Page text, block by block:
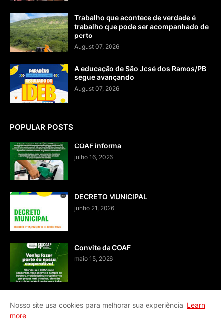
Trabalho que acontece de verdade é
trabalho que pode ser acompanhado de
perto
August 07, 2026
A educação de São José dos Ramos/PB
segue avançando
August 07, 2026
POPULAR POSTS
COAF informa
julho 16, 2026
DECRETO MUNICIPAL
junho 21, 2026
Convite da COAF
maio 15, 2026
Nosso site usa cookies para melhorar sua experiência. Learn
more